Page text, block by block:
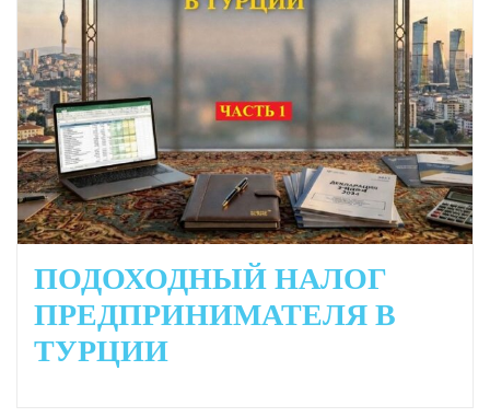
ПОДОХОДНЫЙ НАЛОГ
ПРЕДПРИНИМАТЕЛЯ В
ТУРЦИИ